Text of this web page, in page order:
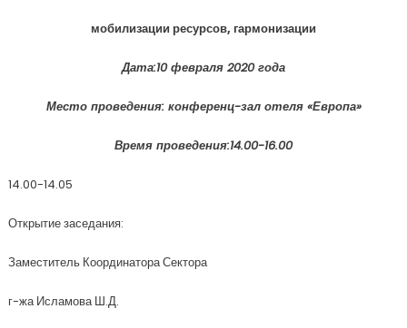
мобилизации ресурсов, гармонизации
Дата:10 февраля 2020 года
Место проведения: конференц-зал отеля «Европа»
Время проведения:14.00-16.00
14.00-14.05
Открытие заседания:
Заместитель Координатора Сектора
г-жа Исламова Ш.Д.